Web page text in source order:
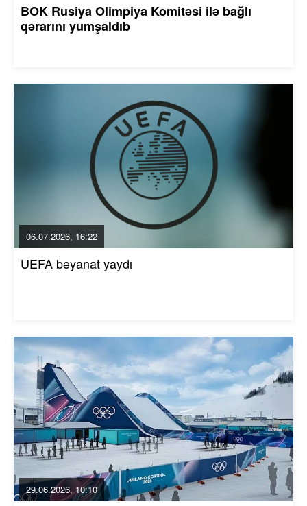
BOK Rusiya Olimpiya Komitəsi ilə bağlı
qərarını yumşaldıb
06.07.2026, 16:22
UEFA bəyanat yaydı
29.06.2026, 10:10